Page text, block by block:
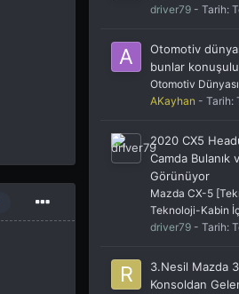
driver79 - Tarih:
Otomotiv
bunlar
Otomotiv Dünyası
AKayhan - Tarih:
2020 CX5
Camda Bulanık
Görünüyor
Mazda CX-5
Teknoloji-Kabin
driver79 - Tarih:
3.Nesil Mazda
Konsoldan